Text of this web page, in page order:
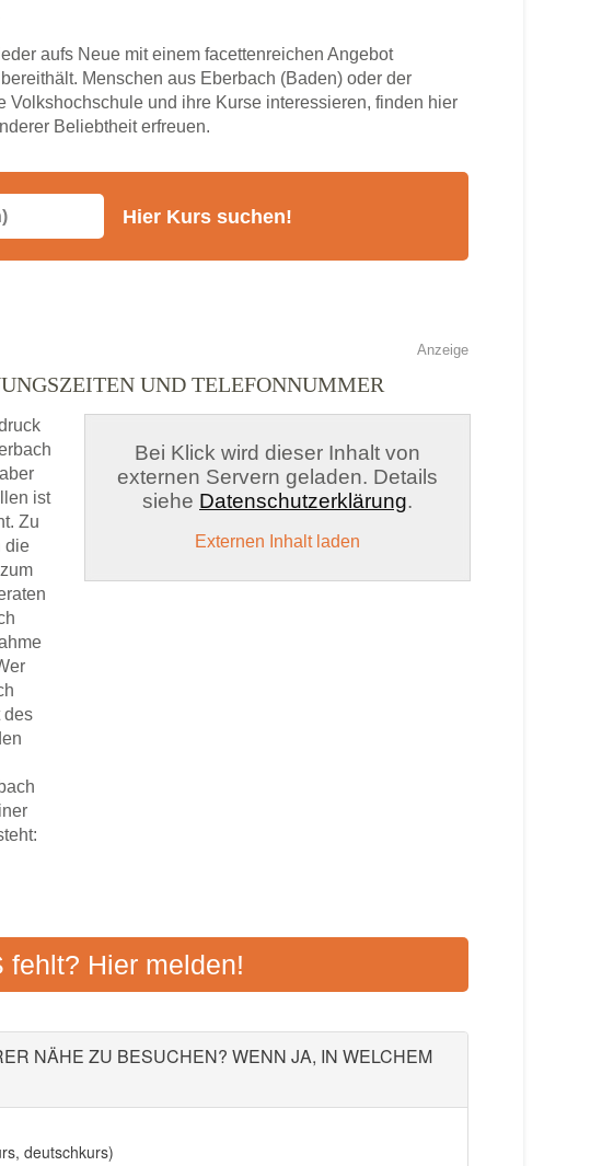
Eberbach (Baden)
zum VHS-Kurs
in Eberbach (Baden)
aufs Neue mit einem facettenreichen Angebot
Menschen aus Eberbach (Baden) oder der
Volkshochschule und ihre Kurse interessieren, finden hier
Beliebtheit erfreuen.
Anzeige
UND TELEFONNUMMER
ist
Zu
die
des
Bei Klick wird dieser Inhalt von
externen Servern geladen. Details
siehe Datenschutzerklärung.
Externen Inhalt laden
EBERBACH-NECKARGEMÜND
2a, 69412 Eberbach
fehlt? Hier melden!
NÄHE ZU BESUCHEN? WENN JA, IN WELCHEM
deutschkurs)